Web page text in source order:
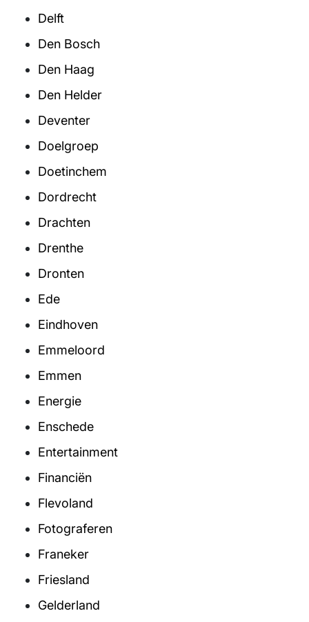
Delft
Den Bosch
Den Haag
Den Helder
Deventer
Doelgroep
Doetinchem
Dordrecht
Drachten
Drenthe
Dronten
Ede
Eindhoven
Emmeloord
Emmen
Energie
Enschede
Entertainment
Financiën
Flevoland
Fotograferen
Franeker
Friesland
Gelderland